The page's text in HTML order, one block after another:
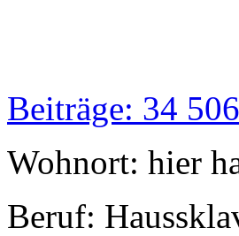
Beiträge: 34 506
Wohnort: hier
Beruf: